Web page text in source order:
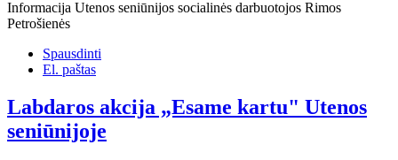
Informacija Utenos seniūnijos socialinės darbuotojos Rimos
Petrošienės
Spausdinti
El. paštas
Labdaros akcija „Esame kartu" Utenos
seniūnijoje